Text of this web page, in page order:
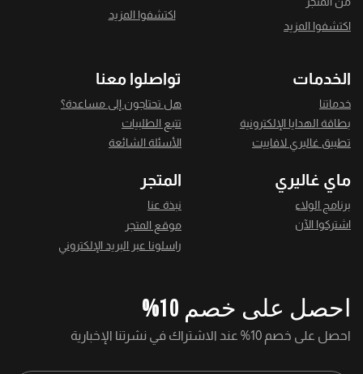
اكتشفوا المزيد
اكتشفوا المزيد
الخدمات
خدماتنا
بطاقة الهدايا الإلكترونية
تطبيق غاليري لافاييت
تواصلوا معنا
هل تحتاجون إلى مساعدة؟
تتبع الطلبيات
الأسئلة الشائعة
ماي غاليري
برنامج الولاء
اشتركوا الآن
المتجر
نبذة عنا
موقع المتجر
راسلونا عبر البريد الإلكتروني
احصل على خصم 10%
احصل على خصم 10% عند الاشتراك في نشرتنا الإخبارية